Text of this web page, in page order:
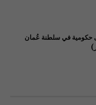
حكومية في سلطنة عُمان